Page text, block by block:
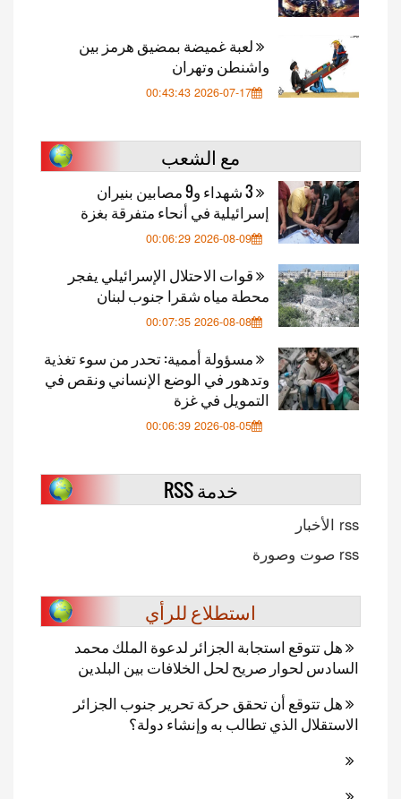
لعبة غميضة بمضيق هرمز بين
واشنطن وتهران
2026-07-17 00:43:43
مع الشعب
3 شهداء و9 مصابين بنيران
إسرائيلية في أنحاء متفرقة بغزة
2026-08-09 00:06:29
قوات الاحتلال الإسرائيلي يفجر
محطة مياه شقرا جنوب لبنان
2026-08-08 00:07:35
مسؤولة أممية: تحدر من سوء تغذية
وتدهور في الوضع الإنساني ونقص في
التمويل في غزة
2026-08-05 00:06:39
خدمة RSS
rss الأخبار
rss صوت وصورة
استطلاع للرأي
هل تتوقع استجابة الجزائر لدعوة الملك محمد
السادس لحوار صريح لحل الخلافات بين البلدين
هل تتوقع أن تحقق حركة تحرير جنوب الجزائر
الاستقلال الذي تطالب به وإنشاء دولة؟